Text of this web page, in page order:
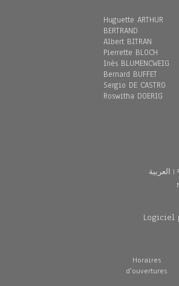
Huguette ARTHUR
BERTRAND
Albert BITRAN
Pierrette BLOCH
Inès BLUMENCWEIG
Bernard BUFFET
Sergio DE CASTRO
Roswitha DOERIG
العربية |
Logiciel
Horaires
d'ouvertures